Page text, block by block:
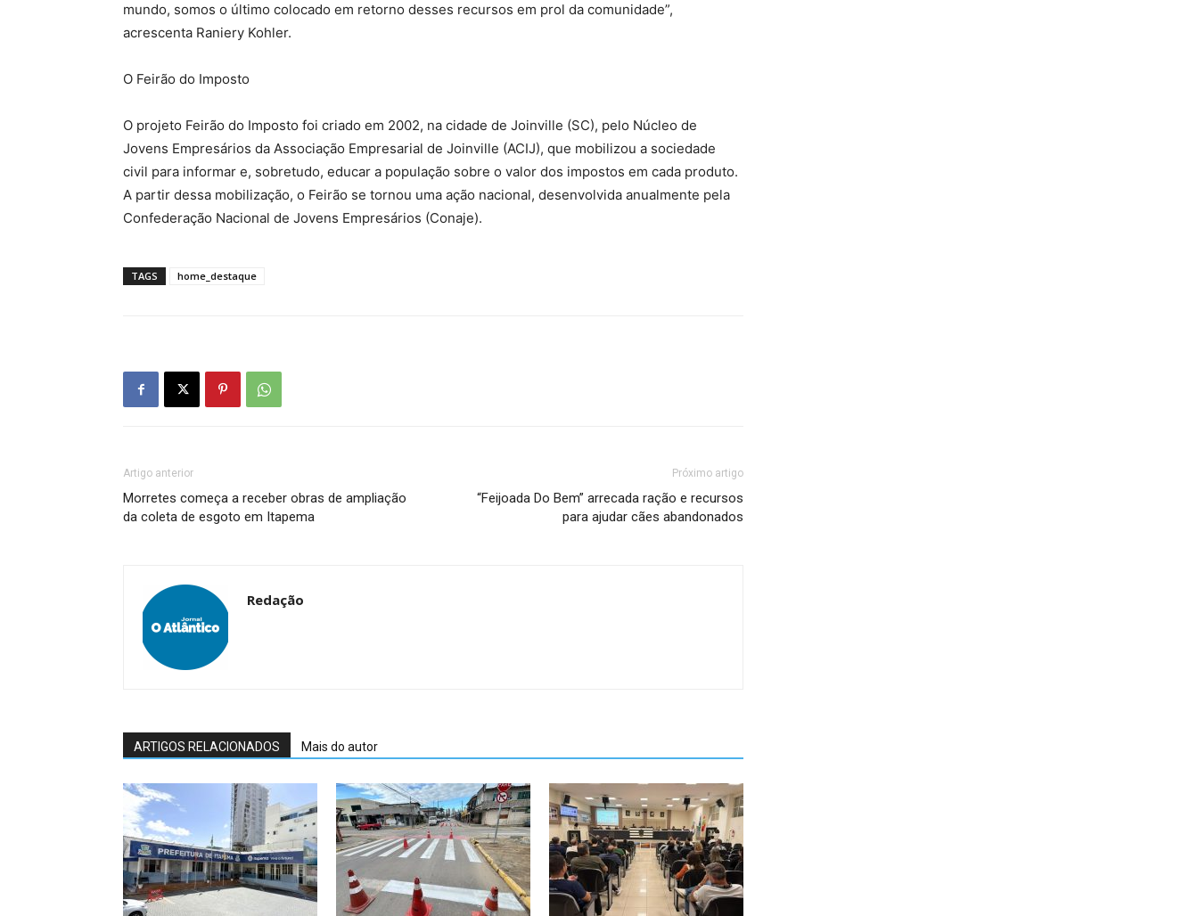
mundo, somos o último colocado em retorno desses recursos em prol da comunidade”,
acrescenta Raniery Kohler.
O Feirão do Imposto
O projeto Feirão do Imposto foi criado em 2002, na cidade de Joinville (SC), pelo Núcleo de
Jovens Empresários da Associação Empresarial de Joinville (ACIJ), que mobilizou a sociedade
civil para informar e, sobretudo, educar a população sobre o valor dos impostos em cada produto.
A partir dessa mobilização, o Feirão se tornou uma ação nacional, desenvolvida anualmente pela
Confederação Nacional de Jovens Empresários (Conaje).
TAGS home_destaque
Artigo anterior
Morretes começa a receber obras de ampliação
da coleta de esgoto em Itapema
Próximo artigo
“Feijoada Do Bem” arrecada ração e recursos
para ajudar cães abandonados
Redação
ARTIGOS RELACIONADOS Mais do autor